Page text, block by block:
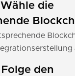
die
den